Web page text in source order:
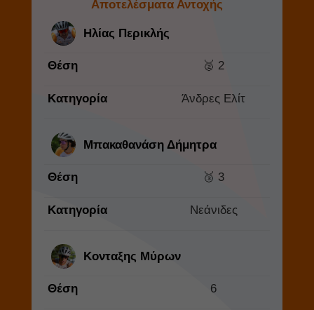
Αποτελέσματα Αντοχής
Ηλίας Περικλής
Θέση 🥈 2
Κατηγορία Άνδρες Ελίτ
Μπακαθανάση Δήμητρα
Θέση 🥉 3
Κατηγορία Νεάνιδες
Κονταξης Μύρων
Θέση 6